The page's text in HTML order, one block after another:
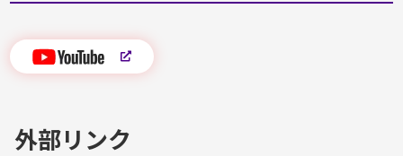
外部リンク